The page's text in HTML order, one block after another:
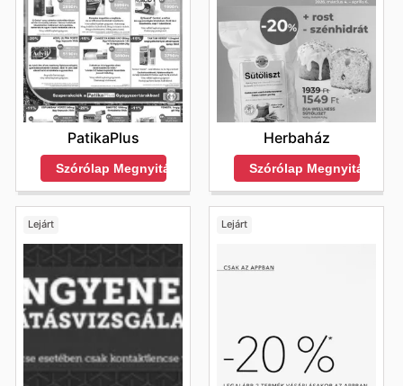
PatikaPlus
Szórólap Megnyitása
Herbaház
Szórólap Megnyitása
Lejárt Lejárt